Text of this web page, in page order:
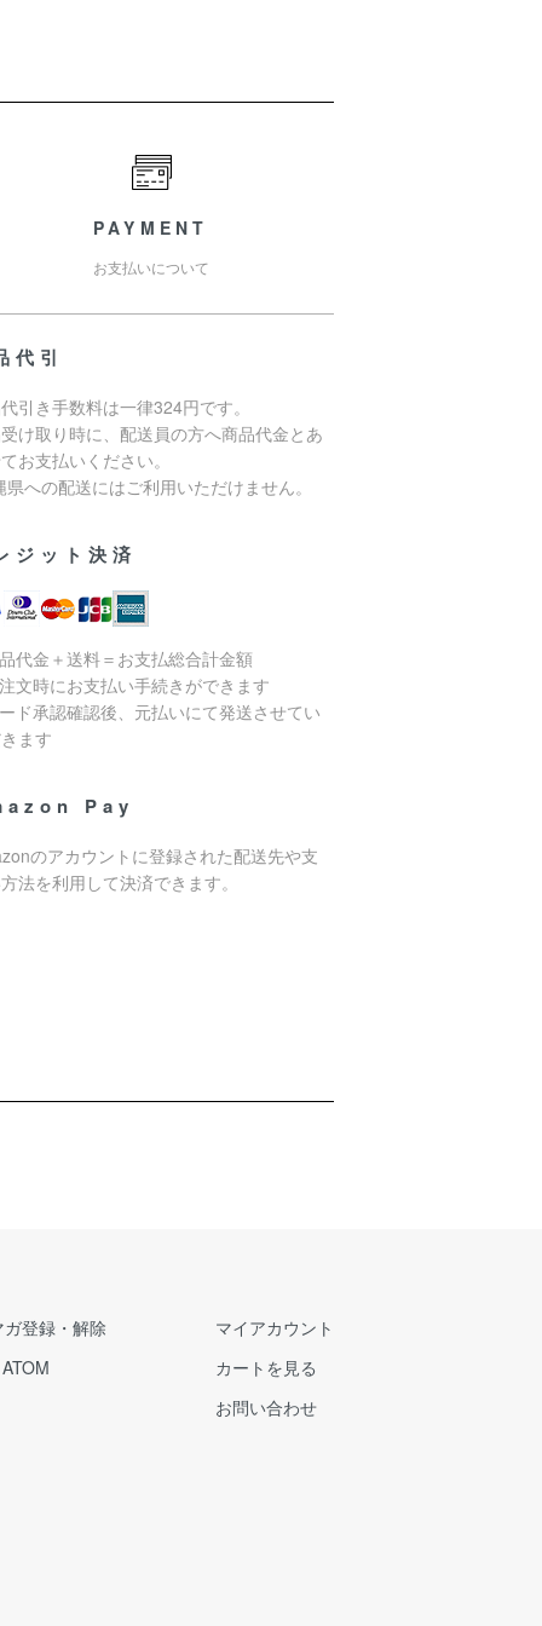
PAYMENT
お支払いについて
代引
引き手数料は一律324円です。
け取り時に、配送員の方へ商品代金とあ
お支払いください。
県への配送にはご利用いただけません。
ジット決済
代金＋送料＝お支払総合計金額
文時にお支払い手続きができます
ド承認確認後、元払いにて発送させてい
ます
Pay
のアカウントに登録された配送先や支
法を利用して決済できます。
ガ登録・解除
ATOM
マイアカウント
カートを見る
お問い合わせ